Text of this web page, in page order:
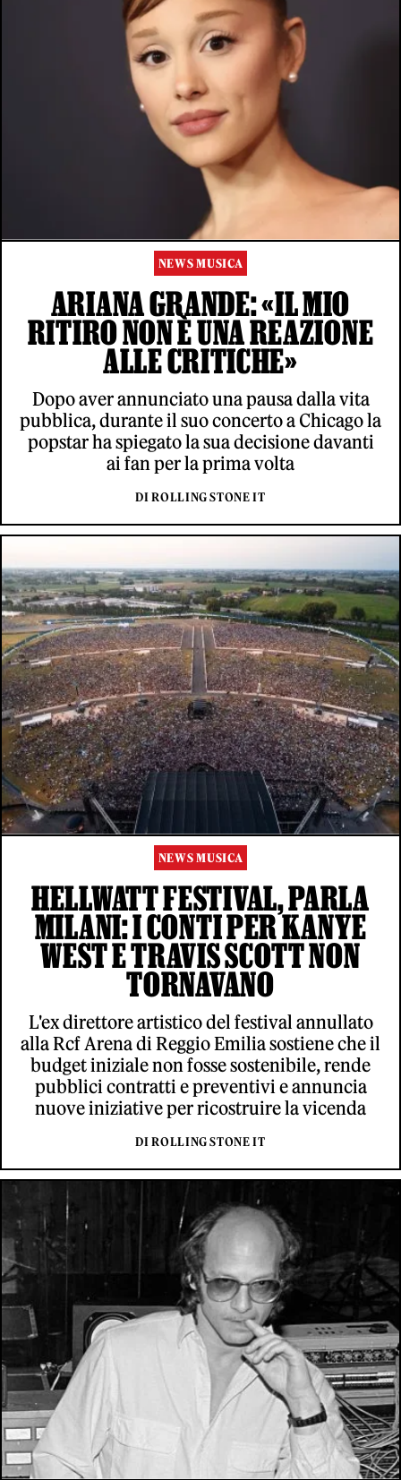
NEWS MUSICA
ARIANA GRANDE: «IL MIO
RITIRO NON È UNA REAZIONE
ALLE CRITICHE»
Dopo aver annunciato una pausa dalla vita
pubblica, durante il suo concerto a Chicago la
popstar ha spiegato la sua decisione davanti
ai fan per la prima volta
DI ROLLING STONE IT
NEWS MUSICA
HELLWATT FESTIVAL, PARLA
MILANI: I CONTI PER KANYE
WEST E TRAVIS SCOTT NON
TORNAVANO
L'ex direttore artistico del festival annullato
alla Rcf Arena di Reggio Emilia sostiene che il
budget iniziale non fosse sostenibile, rende
pubblici contratti e preventivi e annuncia
nuove iniziative per ricostruire la vicenda
DI ROLLING STONE IT